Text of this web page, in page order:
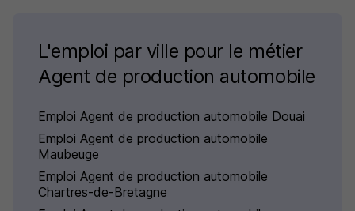
L'emploi par ville pour le métier
Agent de production automobile
Emploi Agent de production automobile Douai
Emploi Agent de production automobile
Maubeuge
Emploi Agent de production automobile
Chartres-de-Bretagne